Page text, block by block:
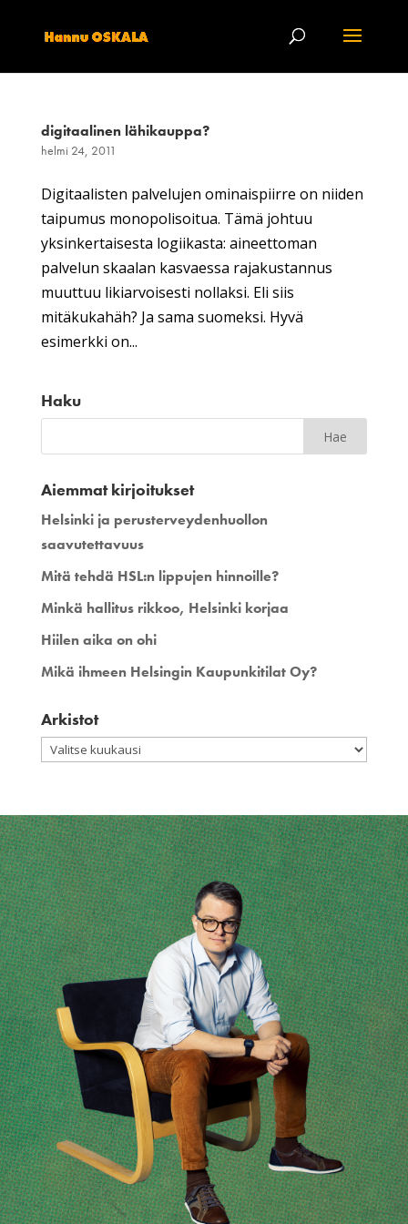
digitaalinen lähikauppa?
helmi 24, 2011
Digitaalisten palvelujen ominaispiirre on niiden
taipumus monopolisoitua. Tämä johtuu
yksinkertaisesta logiikasta: aineettoman
palvelun skaalan kasvaessa rajakustannus
muuttuu likiarvoisesti nollaksi. Eli siis
mitäkukahäh? Ja sama suomeksi. Hyvä
esimerkki on...
Haku
Aiemmat kirjoitukset
Helsinki ja perusterveydenhuollon
saavutettavuus
Mitä tehdä HSL:n lippujen hinnoille?
Minkä hallitus rikkoo, Helsinki korjaa
Hiilen aika on ohi
Mikä ihmeen Helsingin Kaupunkitilat Oy?
Arkistot
Arkistot